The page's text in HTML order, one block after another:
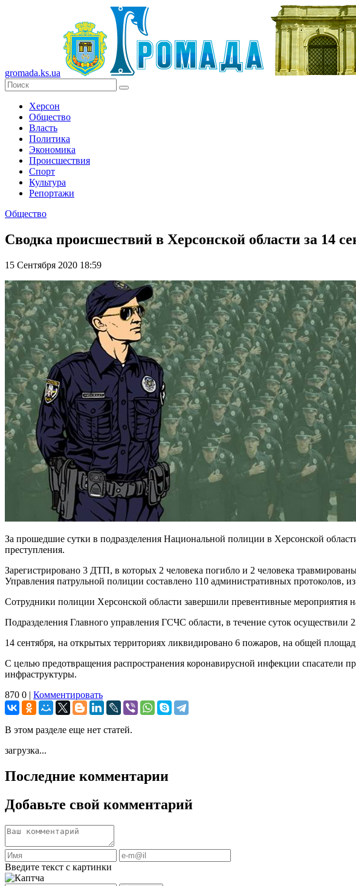
gromada.ks.ua
Херсон
Общество
Власть
Политика
Экономика
Происшествия
Спорт
Культура
Репортажи
Общество
Сводка происшествий в Херсонской области за 14
15 Сентября 2020 18:59
За прошедшие сутки в подразделения Национальной полиции в Херсонской
преступления.
Зарегистрировано 3 ДТП, в которых 2 человека погибло и 2 человека
Управления патрульной полиции составлено 110 административных протоколов,
Сотрудники полиции Херсонской области завершили превентивные мероприятия
Подразделения Главного управления ГСЧС области, в течение суток
14 сентября, на открытых территориях ликвидировано 6 пожаров, на общей
С целью предотвращения распространения коронавирусной инфекции спасатели
инфраструктуры.
870 0 | Комментировать
В этом разделе еще нет статей.
загрузка...
Последние комментарии
Добавьте свой комментарий
Введите текст с картинки